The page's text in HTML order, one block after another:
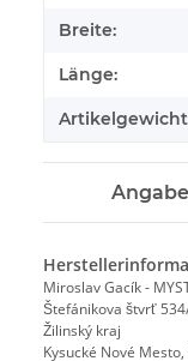
Breite:
Länge:
Miroslav Gacík -
Štefánikova štvrť
Žilinský kraj
Kysucké Nové